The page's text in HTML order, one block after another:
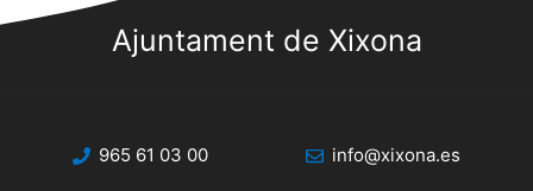
Ajuntament de Xixona
965 61 03 00 info@xixona.es